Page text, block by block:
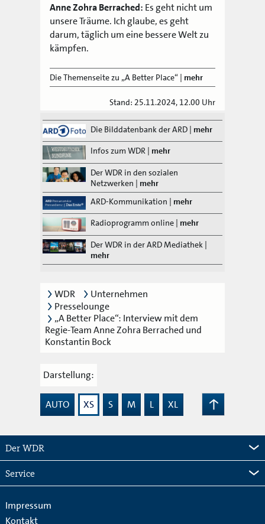
Anne Zohra Berrached: Es geht nicht um
unsere Träume. Ich glaube, es geht
darum, täglich um eine bessere Welt zu
kämpfen.
Die Themenseite zu „A Better Place“ | mehr
Stand: 25.11.2024, 12.00 Uhr
Die Bilddatenbank der ARD | mehr
Infos zum WDR | mehr
Der WDR in den sozialen
Netzwerken | mehr
ARD-Kommunikation | mehr
Radioprogramm online mehr
Der WDR in der ARD Mediathek |
mehr
WDR
Unternehmen
Presselounge
„A Better Place“: Interview mit dem
Regie-Team Anne Zohra Berrached und
Konstantin Bock
Darstellung:
AUTO XS S M L
XL
Der WDR
Service
Impressum
Kontakt